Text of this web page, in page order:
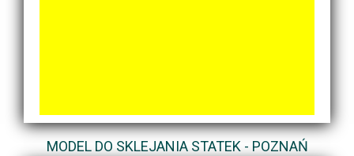
MODEL DO SKLEJANIA STATEK - POZNAŃ